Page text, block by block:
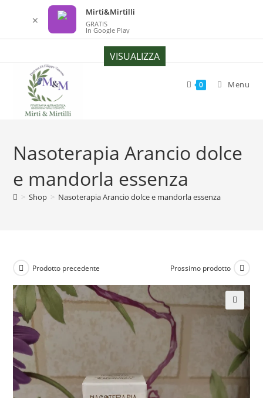
contenuto
0 Menu
Nasoterapia Arancio dolce
e mandorla essenza
> Shop > Nasoterapia Arancio dolce e mandorla essenza
Prodotto precedente Prossimo prodotto
✕
Mirti&Mirtilli
GRATIS
In Google Play
VISUALIZZA